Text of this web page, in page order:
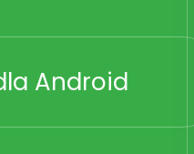
Android